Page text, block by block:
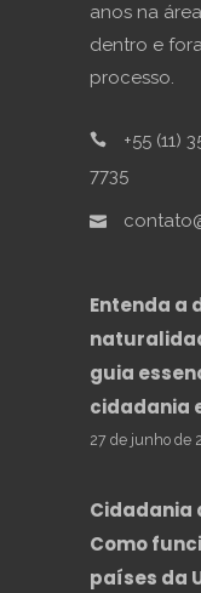
anos na
dentro e
processo.
+55 (11)
7735
Entenda a
guia
cidadania
27 de junho de
Cidadania
Como
países da